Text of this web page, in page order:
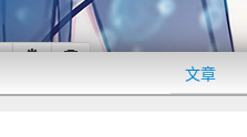
文章